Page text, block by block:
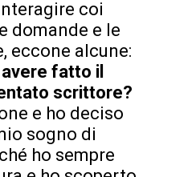
coi
domande e le
eccone alcune:
fatto il
scrittore?
e ho deciso
sogno di
ho sempre